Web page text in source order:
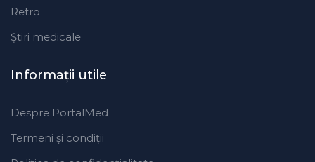
Retro
Ştiri medicale
Informaţii utile
Despre PortalMed
Termeni și condiții